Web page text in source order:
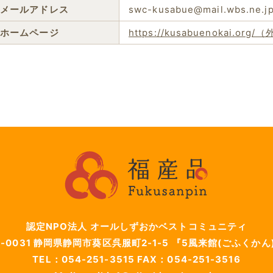
メールアドレス
swc-kusabue@mail.wbs.ne.jp
ホームページ
https://kusabuenokai.org/（外
認定NPO法人 オールしずおかベストコミュニティ
0031 静岡県静岡市葵区呉服町2-1-5
『5風来館(ごふくか
TEL：054-251-3515 FAX：054-251-3516